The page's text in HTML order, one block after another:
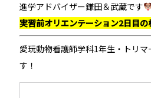
進学アドバイザー鎌田＆武蔵です
実習前オリエンテーション2日目
愛玩動物看護師学科1年生・トリ
す！